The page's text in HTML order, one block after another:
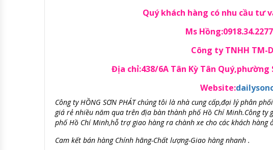
Quý khách hàng có nhu cầu tư
Ms
Công ty TNHH TM-
Địa chỉ:438/6A Tân Kỳ Tân Quý,phường
Website:
Công ty HỒNG SƠN PHÁT chúng tôi là nhà cung cấp,đại lý phân
giá rẻ nhiều năm qua trên địa bàn thành phố Hồ Chí Minh.Công
phố Hồ Chí Minh,hỗ trợ giao hàng ra chành xe cho các khách hàng
Cam kết bán hàng Chính hãng-Chất lượng-Giao hàng nhanh .